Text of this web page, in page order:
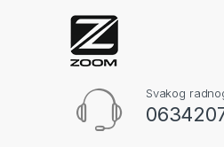
Svakog